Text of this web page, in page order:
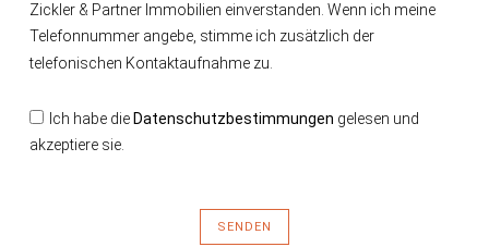
Zickler & Partner Immobilien einverstanden. Wenn ich meine
Telefonnummer angebe, stimme ich zusätzlich der
telefonischen Kontaktaufnahme zu.
Ich habe die Datenschutzbestimmungen gelesen und
akzeptiere sie.
SENDEN